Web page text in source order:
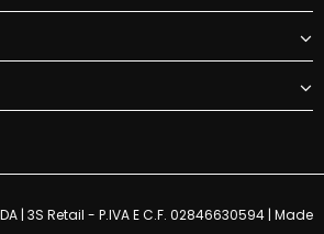
| 3S Retail - P.IVA E C.F. 02846630594 | Made